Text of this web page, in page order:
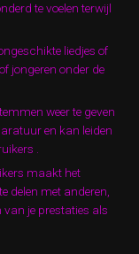
te voelen terwijl
liedjes of
jongeren onder de
weer te geven
en kan leiden
.
maakt het
delen met anderen,
van je prestaties als